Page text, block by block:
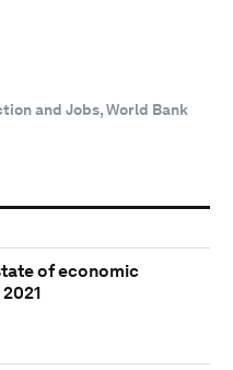
and Jobs, World Bank
of economic